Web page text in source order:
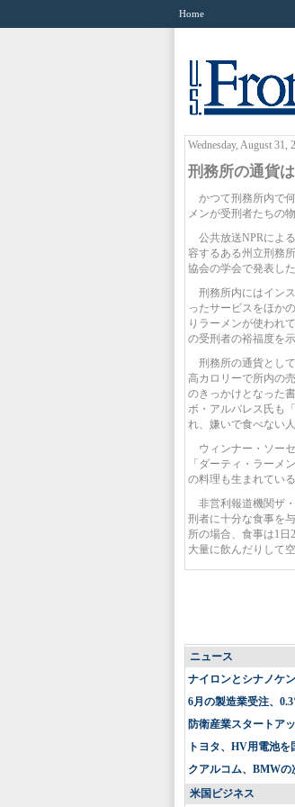
Home
Wednesday, August 31,
刑務所の通貨
かつて刑務所内で
メンが受刑者たちの
公共放送NPRによ
容するある州立刑務
協会の学会で発表した
刑務所内にはイン
ったサービスをほか
りラーメンが使われ
の受刑者の裕福度を示
刑務所の通貨とし
高カロリーで所内の
のきっかけとなった書
ボ・アルバレス氏も
れ、嫌いで食べない
ウィンナー・ソー
「ダーティ・ラーメ
の料理も生まれている
非営利報道機関ザ
刑者に十分な食事を
所の場合、食事は1
大量に飲んだりして
ニュース
ナイロンとシナノケ
6月の製造業受注、
防衛産業スタートア
トヨタ、HV用電池
クアルコム、BMW
米国ビジネス